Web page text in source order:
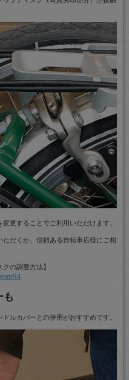
更することでご利用いただけます。
だくか、信頼ある自転車店様にご相
の調整方法】
も
ルカバーとの併用がおすすめです。